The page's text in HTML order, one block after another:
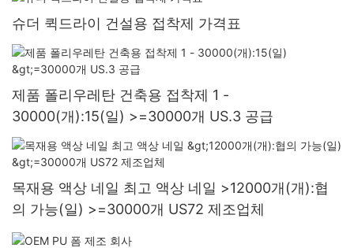
슈더 퀵드라이 건설용 접착제 가격표
제품 폴리우레탄 건축용 접착제 1 -
30000(개):15(일) >=30000개 US.3 공급
목재용 액상 네일 최고 액상 네일 >12000개(개):협
의 가능(일) >=30000개 US72 제조업체